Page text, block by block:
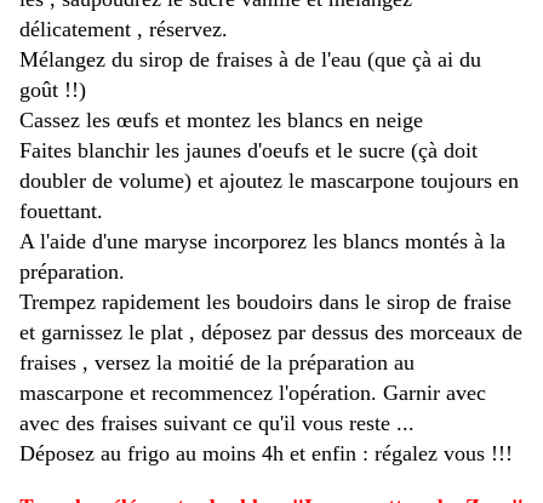
délicatement , réservez.
Mélangez du sirop de fraises à de l'eau (que çà ai du
goût !!)
Cassez les œufs et montez les blancs en neige
Faites blanchir les jaunes d'oeufs et le sucre (çà doit
doubler de volume) et ajoutez le mascarpone toujours en
fouettant.
A l'aide d'une maryse incorporez les blancs montés à la
préparation.
Trempez rapidement les boudoirs dans le sirop de fraise
et garnissez le plat , déposez par dessus des morceaux de
fraises , versez la moitié de la préparation au
mascarpone et recommencez l'opération. Garnir avec
avec des fraises suivant ce qu'il vous reste ...
Déposez au frigo au moins 4h et enfin : régalez vous !!!